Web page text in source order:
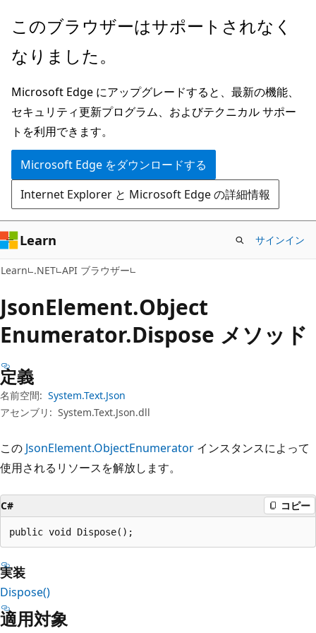
メ
ン
ン
テ
ン
ツ
に
ス
キ
ッ
プ
ペ
ジ
ナ
ビ
ゲ
ー
シ
ョ
ン
に
ス
キ
プ
このブラウザーはサポートされなく
なりました。
Microsoft Edge にアップグレードすると、最新の機能、
セキュリティ更新プログラム、およびテクニカル サポー
トを利用できます。
Microsoft Edge をダウンロードする
Internet Explorer と Microsoft Edge の詳細情報
Learn サインイン
Learn .NET API ブラウザー
JsonElement.Object
Enumerator.Dispose メソッド
定義
名前空間: System.Text.Json
アセンブリ: System.Text.Json.dll
この JsonElement.ObjectEnumerator インスタンスによって
使用されるリソースを解放します。
C# コピー
public void Dispose();
実装
Dispose()
適用対象